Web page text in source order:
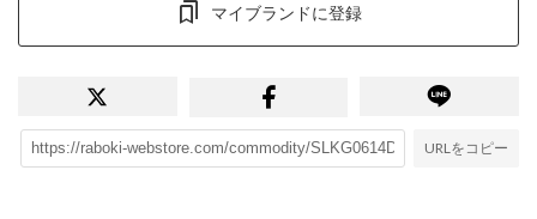
マイブランドに登録
URLをコピー